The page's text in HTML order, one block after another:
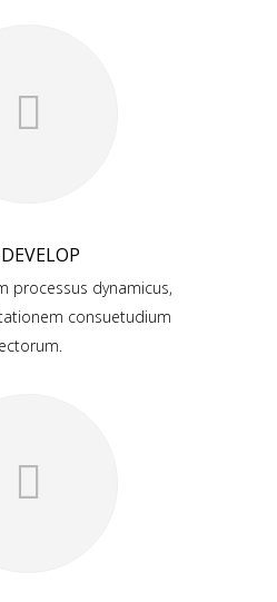
processus dynamicus,
consuetudium